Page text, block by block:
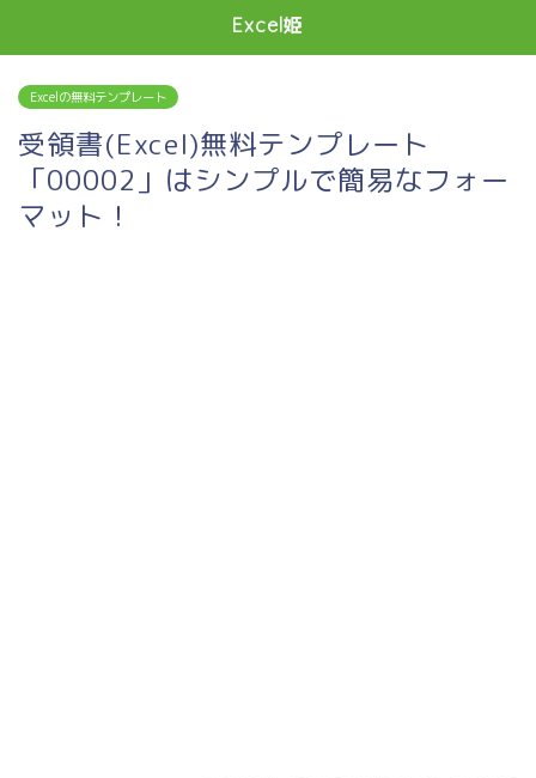
Excel姫
Excelの無料テンプレート
受領書(Excel)無料テンプレート
「00002」はシンプルで簡易なフォー
マット！